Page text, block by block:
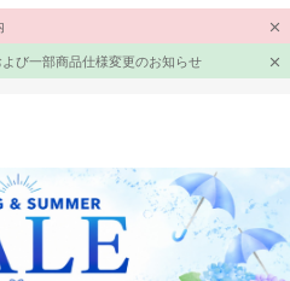
び一部商品仕様変更のお知らせ